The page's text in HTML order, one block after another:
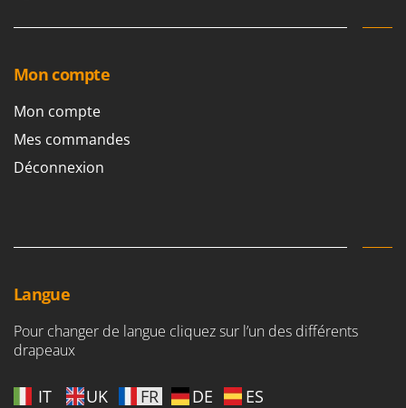
Mon compte
Mon compte
Mes commandes
Déconnexion
Langue
Pour changer de langue cliquez sur l’un des différents
drapeaux
IT UK FR DE ES